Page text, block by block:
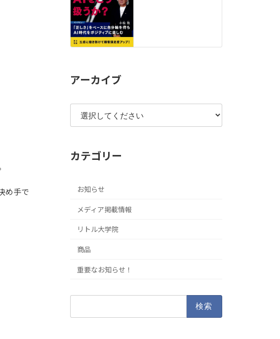
め手で
アーカイブ
カテゴリー
お知らせ
メディア掲載情報
リトル大学院
商品
重要なお知らせ！